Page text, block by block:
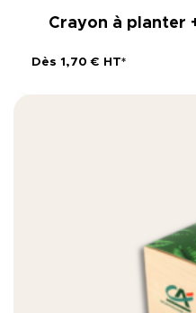
Crayon à planter
Dès 1,70 € HT*